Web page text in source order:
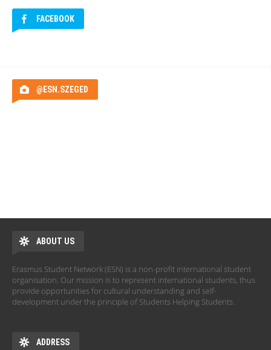
FACEBOOK
@ESN.SZEGED
ABOUT US
Erasmus Student Network (ESN) is a non-profit international student
organisation. Our mission is to represent international students, thus
provide opportunities for cultural understanding and self-
development under the principle of Students Helping Students.
ADDRESS